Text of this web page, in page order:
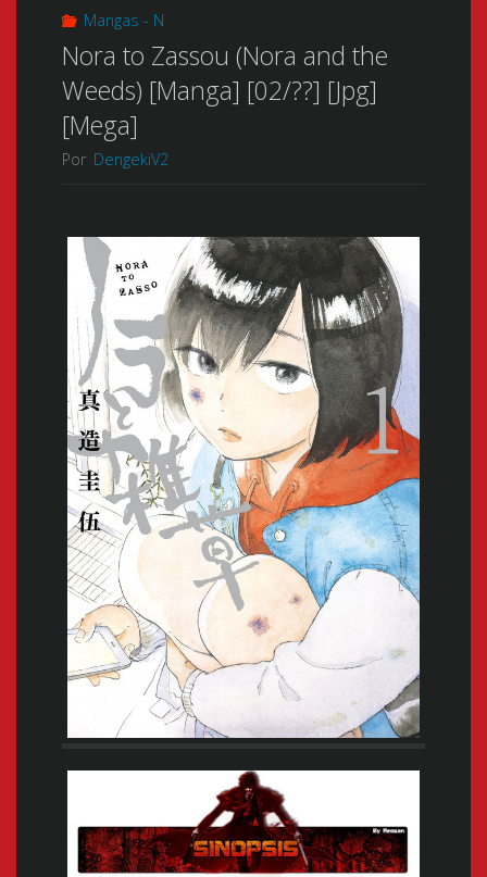
Mangas - N
Nora to Zassou (Nora and the
Weeds) [Manga] [02/??] [Jpg]
[Mega]
Por DengekiV2